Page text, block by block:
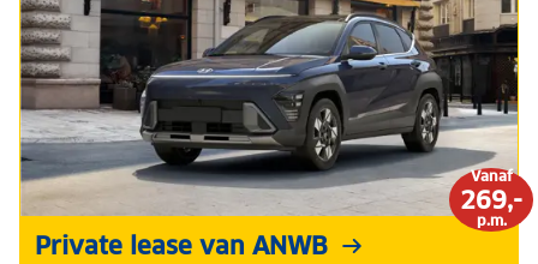
Vanaf
269,-
p.m.
Private lease van ANWB